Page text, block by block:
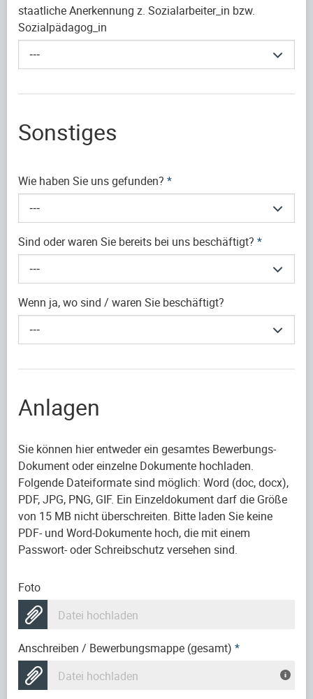
staatliche Anerkennung z. Sozialarbeiter_in bzw.
Sozialpädagog_in
---
Sonstiges
Wie haben Sie uns gefunden? *
---
Sind oder waren Sie bereits bei uns beschäftigt? *
---
Wenn ja, wo sind / waren Sie beschäftigt?
---
Anlagen
Sie können hier entweder ein gesamtes Bewerbungs-
Dokument oder einzelne Dokumente hochladen.
Folgende Dateiformate sind möglich: Word (doc, docx),
PDF, JPG, PNG, GIF. Ein Einzeldokument darf die Größe
von 15 MB nicht überschreiten. Bitte laden Sie keine
PDF- und Word-Dokumente hoch, die mit einem
Passwort- oder Schreibschutz versehen sind.
Foto
Datei hochladen
Anschreiben / Bewerbungsmappe (gesamt) *
Datei hochladen